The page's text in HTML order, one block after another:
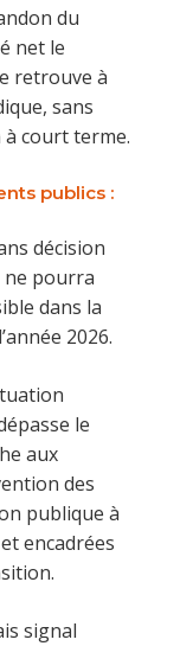
du
net le
retrouve à
sans
court terme.
publics :
décision
pourra
dans la
2026.
le
aux
des
publique à
encadrées
signal